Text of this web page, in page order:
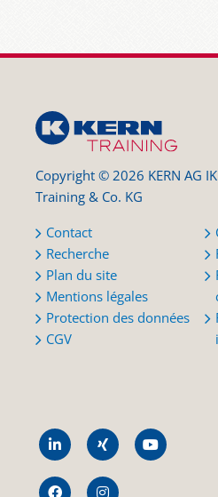
Copyright © 2026 KERN AG
Training & Co. KG
Contact
Recherche
Plan du site
Mentions légales
Protection des données
CGV